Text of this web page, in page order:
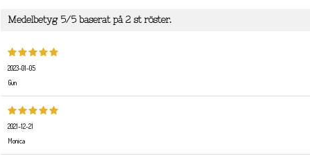
Medelbetyg 5/5 baserat på 2 st röster.
2023-01-05
Gun
2021-12-21
Monica